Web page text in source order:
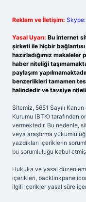
Reklam ve İletişim:
Yasal Uyarı: Bu internet
şirketi ile hiçbir
hazırladığımız
haber niteliği
paylaşım
benzerlikleri tamamen
halindedir ve tavsiye
Sitemiz, 5651 Sayılı
Kurumu (BTK) tarafından
vermektedir. Bu nedenle,
veya araştırma
yazdıkları içeriklerin
bu sorumluluğu kabul etmiş
Hukuka ve yasal
içerikleri,
ilgili içerikler yasal süre